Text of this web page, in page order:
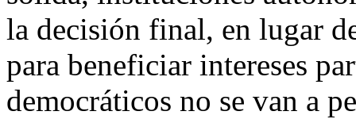
la decisión final, en lugar
para beneficiar intereses
democráticos no se van a